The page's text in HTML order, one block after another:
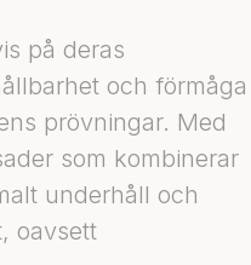
på deras
och förmåga
prövningar. Med
som kombinerar
underhåll och
oavsett